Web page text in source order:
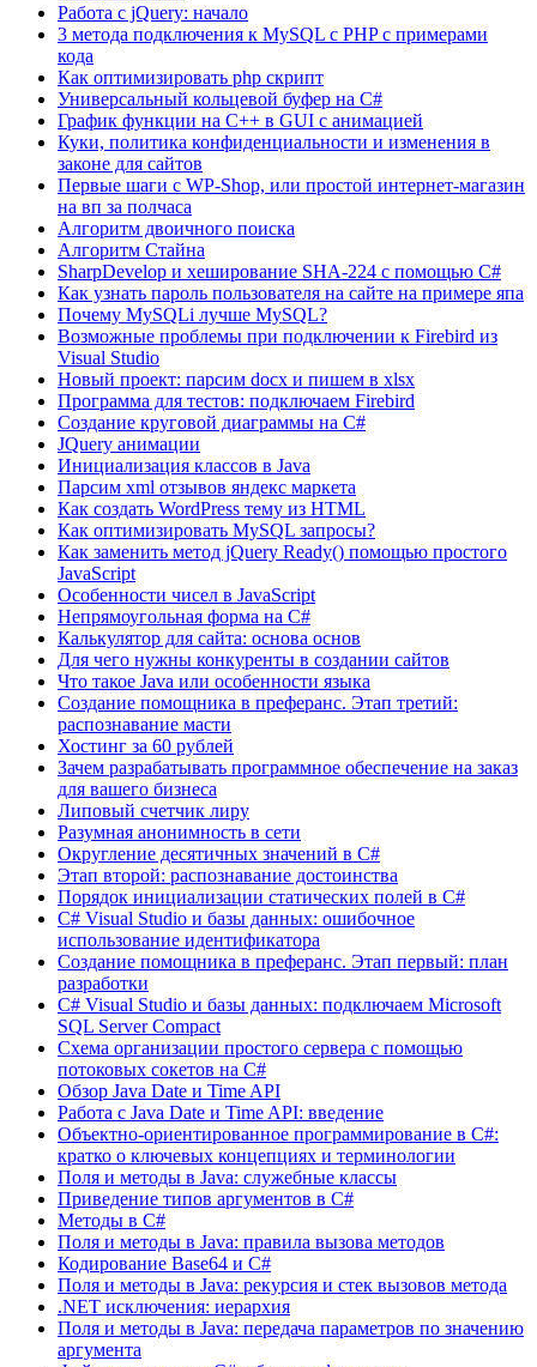
Работа с jQuery: начало
3 метода подключения к MySQL с PHP с примерами
кода
Как оптимизировать php скрипт
Универсальный кольцевой буфер на C#
График функции на C++ в GUI с анимацией
Куки, политика конфиденциальности и изменения в
законе для сайтов
Первые шаги с WP-Shop, или простой интернет-магазин
на вп за полчаса
Алгоритм двоичного поиска
Алгоритм Стайна
SharpDevelop и хеширование SHA-224 с помощью C#
Как узнать пароль пользователя на сайте на примере япа
Почему MySQLi лучше MySQL?
Возможные проблемы при подключении к Firebird из
Visual Studio
Новый проект: парсим docx и пишем в xlsx
Программа для тестов: подключаем Firebird
Создание круговой диаграммы на C#
JQuery анимации
Инициализация классов в Java
Парсим xml отзывов яндекс маркета
Как создать WordPress тему из HTML
Как оптимизировать MySQL запросы?
Как заменить метод jQuery Ready() помощью простого
JavaScript
Особенности чисел в JavaScript
Непрямоугольная форма на C#
Калькулятор для сайта: основа основ
Для чего нужны конкуренты в создании сайтов
Что такое Java или особенности языка
Создание помощника в преферанс. Этап третий:
распознавание масти
Хостинг за 60 рублей
Зачем разрабатывать программное обеспечение на заказ
для вашего бизнеса
Липовый счетчик лиру
Разумная анонимность в сети
Округление десятичных значений в C#
Этап второй: распознавание достоинства
Порядок инициализации статических полей в C#
C# Visual Studio и базы данных: ошибочное
использование идентификатора
Создание помощника в преферанс. Этап первый: план
разработки
C# Visual Studio и базы данных: подключаем Microsoft
SQL Server Compact
Схема организации простого сервера с помощью
потоковых сокетов на C#
Обзор Java Date и Time API
Работа с Java Date и Time API: введение
Объектно-ориентированное программирование в C#:
кратко о ключевых концепциях и терминологии
Поля и методы в Java: служебные классы
Приведение типов аргументов в C#
Методы в C#
Поля и методы в Java: правила вызова методов
Кодирование Base64 и C#
Поля и методы в Java: рекурсия и стек вызовов метода
.NET исключения: иерархия
Поля и методы в Java: передача параметров по значению
аргумента